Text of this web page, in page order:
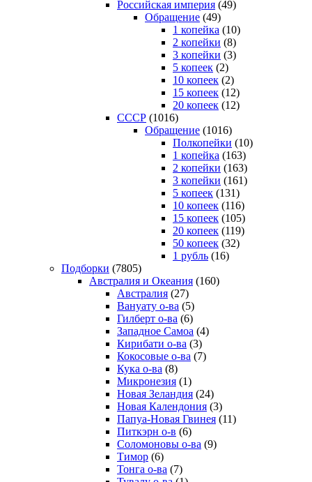
Российская империя (49)
Обращение (49)
1 копейка (10)
2 копейки (8)
3 копейки (3)
5 копеек (2)
10 копеек (2)
15 копеек (12)
20 копеек (12)
СССР (1016)
Обращение (1016)
Полкопейки (10)
1 копейка (163)
2 копейки (163)
3 копейки (161)
5 копеек (131)
10 копеек (116)
15 копеек (105)
20 копеек (119)
50 копеек (32)
1 рубль (16)
Подборки (7805)
Австралия и Океания (160)
Австралия (27)
Вануату о-ва (5)
Гилберт о-ва (6)
Западное Самоа (4)
Кирибати о-ва (3)
Кокосовые о-ва (7)
Кука о-ва (8)
Микронезия (1)
Новая Зеландия (24)
Новая Календония (3)
Папуа-Новая Гвинея (11)
Питкэрн о-в (6)
Соломоновы о-ва (9)
Тимор (6)
Тонга о-ва (7)